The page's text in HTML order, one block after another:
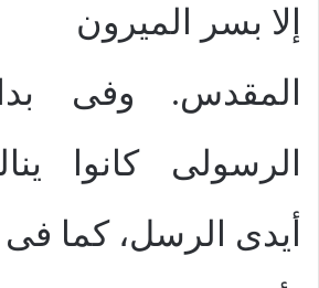
إلا بسر الميرون
المقدس. وفى
الرسولى كانوا
أيدى الرسل، كما فى (أع 8: